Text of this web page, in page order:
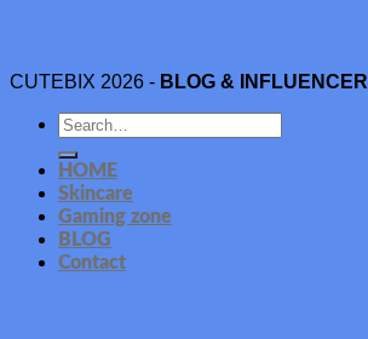
CUTEBIX 2026 - BLOG & INFLUENCER
HOME
Skincare
Gaming zone
BLOG
Contact